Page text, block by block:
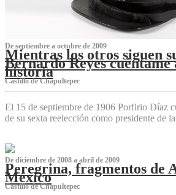
De septiembre a octubre de 2009
Mientras los otros siguen
Bernardo Reyes cuéntame
historia
Castillo de Chapultepec
El 15 de septiembre de 1906 Porfirio Díaz
de su sexta reelección como presidente de
De diciembre de 2008 a abril de 2009
Peregrina, fragmentos de
México
Castillo de Chapultepec